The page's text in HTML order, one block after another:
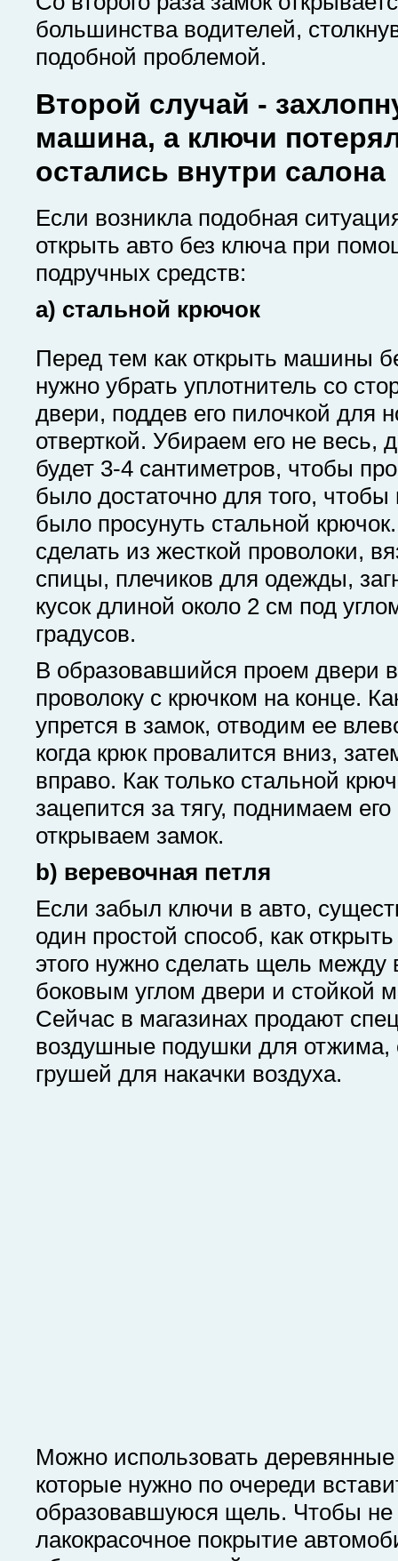
большинства водителей,
подобной проблемой.
Второй случай -
машина, а ключи
остались внутри салона
Если возникла подобная
открыть авто без ключа при
подручных средств:
a) стальной крючок
Перед тем как открыть машины
нужно убрать уплотнитель со
двери, поддев его пилочкой для
отверткой. Убираем его не весь,
будет 3-4 сантиметров, чтобы
было достаточно для того,
было просунуть стальной
сделать из жесткой проволоки,
спицы, плечиков для одежды,
кусок длиной около 2 см под
градусов.
В образовавшийся проем двери
проволоку с крючком на конце.
упрется в замок, отводим ее
когда крюк провалится вниз,
вправо. Как только стальной
зацепится за тягу, поднимаем
открываем замок.
b) веревочная петля
Если забыл ключи в авто,
один простой способ, как
этого нужно сделать щель между
боковым углом двери и стойкой
Сейчас в магазинах продают
воздушные подушки для
грушей для накачки воздуха.
Можно использовать деревянные
которые нужно по очереди
образовавшуюся щель. Чтобы не
лакокрасочное покрытие